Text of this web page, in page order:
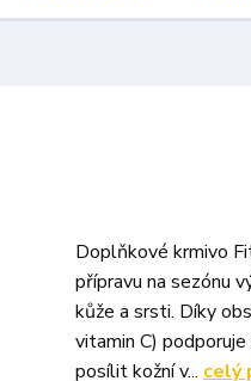
Doplňkové krmivo
přípravu na sezónu
kůže a srsti. Díky
vitamin C)
posílit kožní v... celý